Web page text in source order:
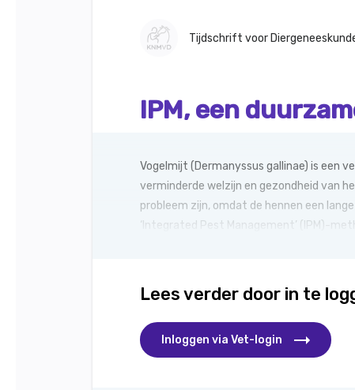
Tijdschrift voor
IPM, een
Vogelmijt (Dermanyssus gallinae) is een
verminderde welzijn en gezondheid van
probleem zijn, omdat de hennen een
‘Integrated Pest Management’ (IPM)-
Lees verder door in te
Inloggen via Vet-login